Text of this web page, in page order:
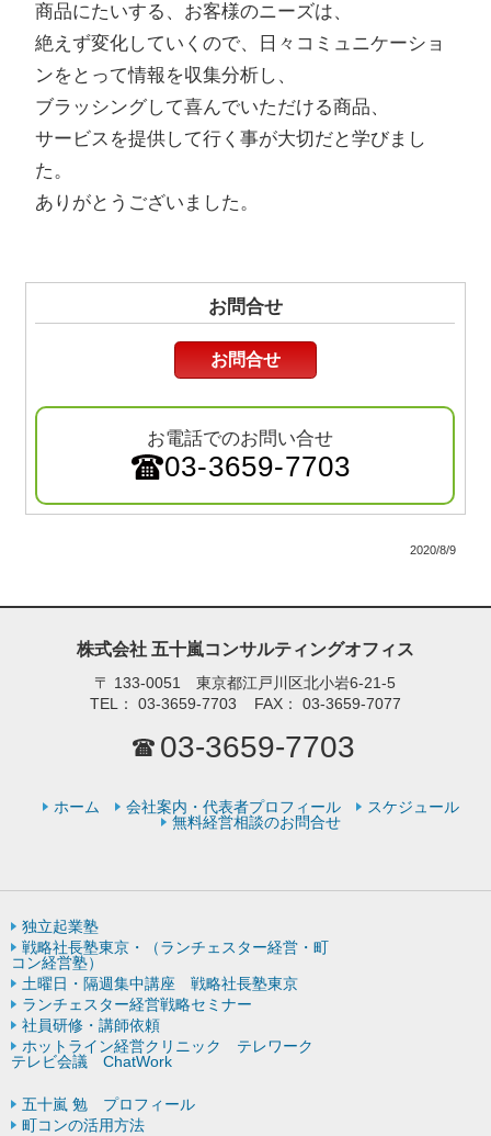
商品にたいする、お客様のニーズは、
絶えず変化していくので、日々コミュニケーショ
ンをとって情報を収集分析し、
ブラッシングして喜んでいただける商品、
サービスを提供して行く事が大切だと学びまし
た。
ありがとうございました。
お問合せ
お問合せ
お電話でのお問い合せ
03-3659-7703
2020/8/9
株式会社 五十嵐コンサルティングオフィス
〒 133-0051 東京都江戸川区北小岩6-21-5
TEL：
03-3659-7703 FAX： 03-3659-7077
03-3659-7703
ホーム 会社案内・代表者プロフィール
スケジュール
無料経営相談のお問合せ
独立起業塾
戦略社長塾東京・（ランチェスター経営・町
コン経営塾）
土曜日・隔週集中講座 戦略社長塾東京
ランチェスター経営戦略セミナー
社員研修・講師依頼
ホットライン経営クリニック テレワーク
テレビ会議 ChatWork
五十嵐 勉 プロフィール
町コンの活用方法